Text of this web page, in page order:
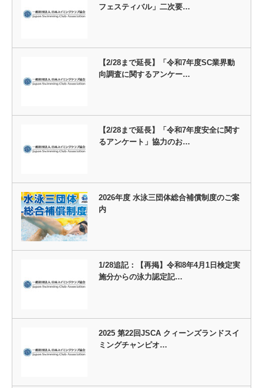
フェスティバル」二次要…
【2/28まで延長】「令和7年度SC業界動
向調査に関するアンケー…
【2/28まで延長】「令和7年度安全に関す
るアンケート」協力のお…
2026年度 水泳三団体総合補償制度のご案
内
1/28追記：【再掲】令和8年4月1日検定実
施分からの泳力認定記…
2025 第22回JSCA クィーンズランドスイ
ミングチャンピオ…